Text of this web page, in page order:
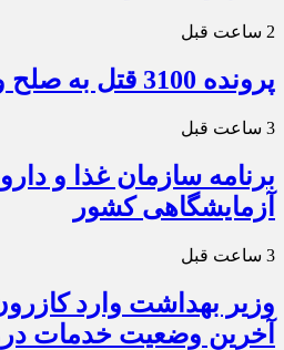
2 ساعت قبل
پرونده 3100 قتل به صلح و سازش ختم شد
3 ساعت قبل
برنامه سازمان غذا و
آزمایشگاهی کشور
3 ساعت قبل
وزیر بهداشت وارد
آخرین وضعیت خدمات